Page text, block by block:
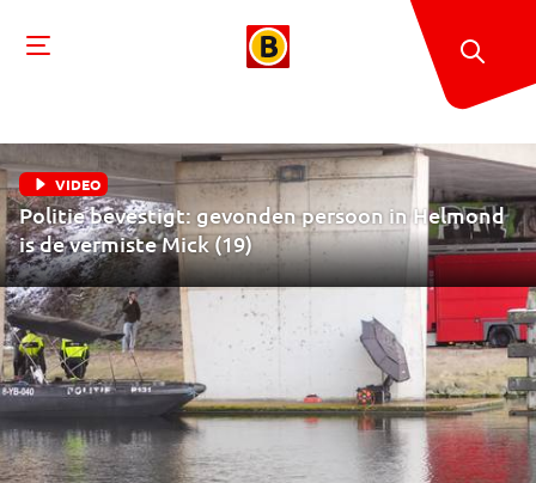
VIDEO
Politie bevestigt: gevonden persoon in Helmond
is de vermiste Mick (19)